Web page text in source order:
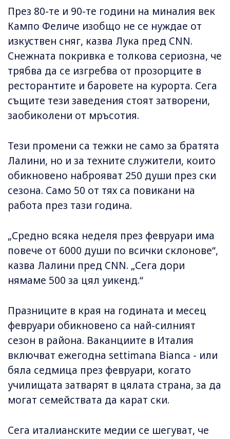
През 80-те и 90-те години на миналия век
Кампо Феличе изобщо не се нуждае от
изкуствен сняг, казва Лука пред CNN.
Снежната покривка е толкова сериозна, че
трябва да се изгребва от прозорците в
ресторантите и баровете на курорта. Сега
същите тези заведения стоят затворени,
заобиколени от мръсотия.
Тези промени са тежки не само за братята
Лалини, но и за техните служители, които
обикновено наброяват 250 души през ски
сезона. Само 50 от тях са повикани на
работа през тази година.
„Средно всяка неделя през февруари има
повече от 6000 души по всички склонове“,
казва Лалини пред CNN. „Сега дори
нямаме 500 за цял уикенд.“
Празниците в края на годината и месец
февруари обикновено са най-силният
сезон в района. Ваканциите в Италия
включват ежегодна settimana Bianca - или
бяла седмица през февруари, когато
училищата затварят в цялата страна, за да
могат семействата да карат ски.
Сега италианските медии се шегуват, че